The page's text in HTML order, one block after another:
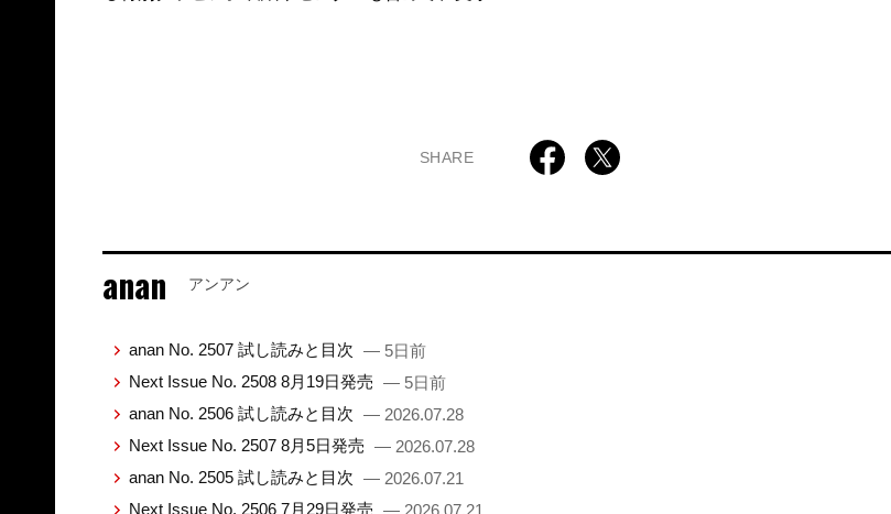
SHARE
anan アンアン
anan No. 2507 試し読みと目次 — 5日前
Next Issue No. 2508 8月19日発売 — 5日前
anan No. 2506 試し読みと目次 — 2026.07.28
Next Issue No. 2507 8月5日発売 — 2026.07.28
anan No. 2505 試し読みと目次 — 2026.07.21
Next Issue No. 2506 7月29日発売 — 2026.07.21